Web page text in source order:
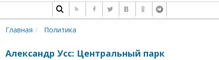
Главная Политика
Александр Усс: Центральный парк